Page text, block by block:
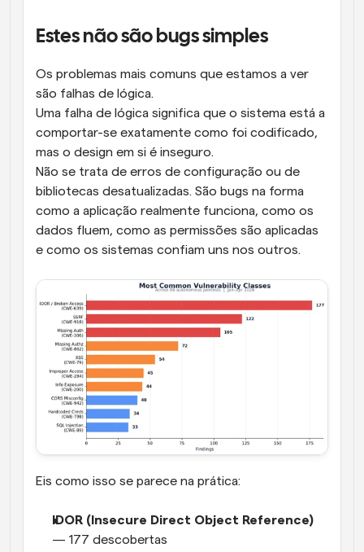
Estes não são bugs simples
Os problemas mais comuns que estamos a ver
são falhas de lógica.
Uma falha de lógica significa que o sistema está a
comportar-se exatamente como foi codificado,
mas o design em si é inseguro.
Não se trata de erros de configuração ou de
bibliotecas desatualizadas. São bugs na forma
como a aplicação realmente funciona, como os
dados fluem, como as permissões são aplicadas
e como os sistemas confiam uns nos outros.
Eis como isso se parece na prática:
IDOR (Insecure Direct Object Reference)
— 177 descobertas